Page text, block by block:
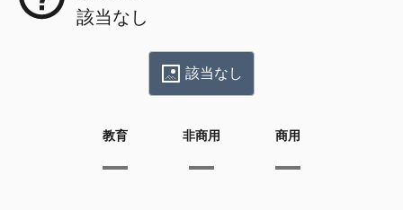
該当なし
該当なし
教育 非商用 商用